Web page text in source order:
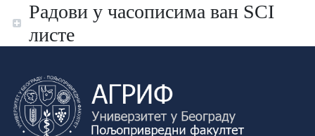
Радови у часописима ван SCI
листе